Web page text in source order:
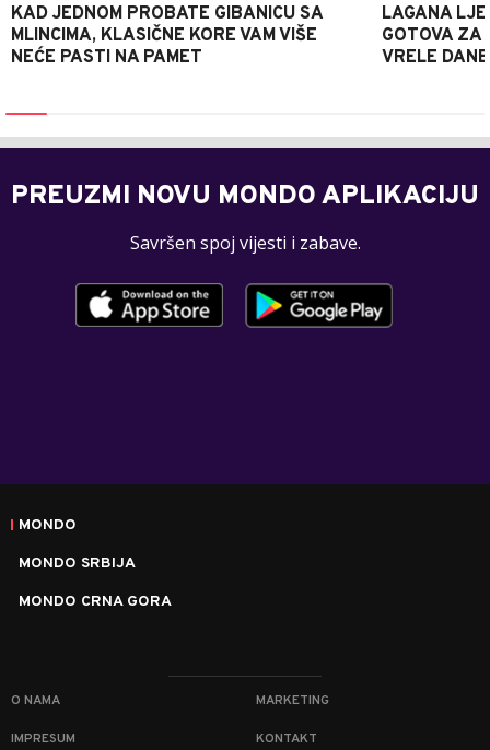
KAD JEDNOM PROBATE GIBANICU SA
MLINCIMA, KLASIČNE KORE VAM VIŠE
NEĆE PASTI NA PAMET
LAGANA
GOTOVA ZA
VRELE DANE
PREUZMI NOVU MONDO APLIKACIJU
Savršen spoj vijesti i zabave.
MONDO
MONDO SRBIJA
MONDO CRNA GORA
O NAMA MARKETING
IMPRESUM KONTAKT